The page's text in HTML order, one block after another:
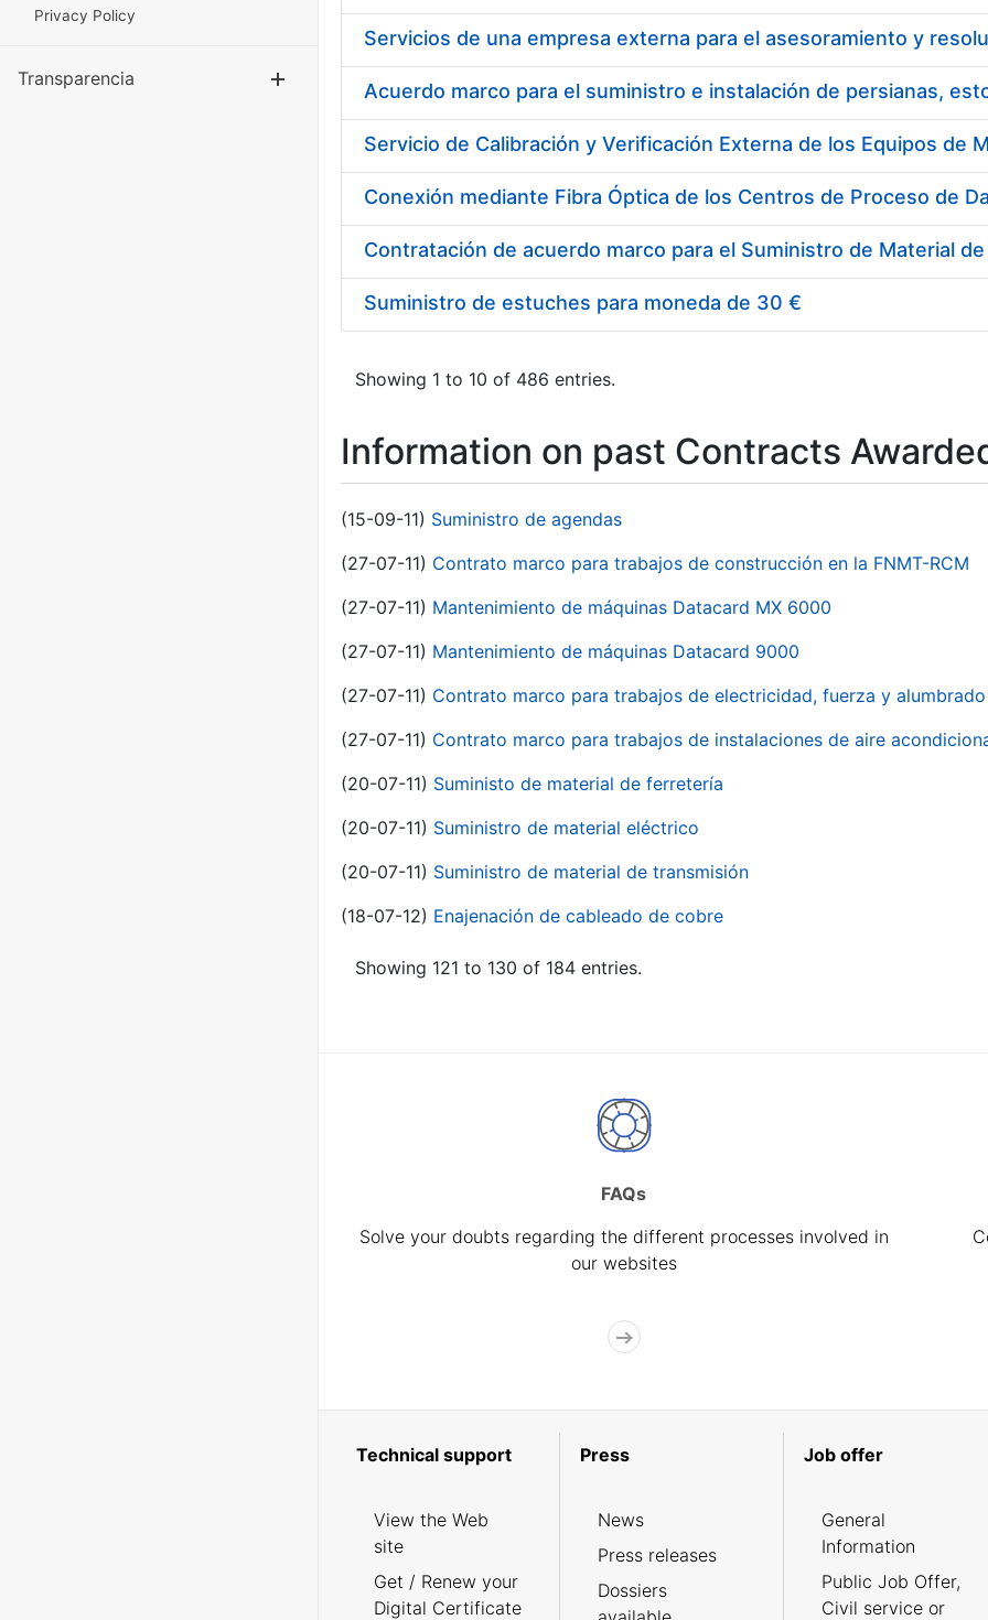
Privacy Policy
Transparencia Show/Hide
Acuerdo marco para el suministro e instalación de persianas,
Suministro de estuches para moneda de 30 €
Showing 1 to 10 of 486 entries.
Information on past Contracts
(15-09-11) Suministro de agendas
(27-07-11) Contrato marco para trabajos de construcción en la FNMT-RCM
(27-07-11) Mantenimiento de máquinas Datacard MX 6000
(27-07-11) Mantenimiento de máquinas Datacard 9000
(27-07-11) Contrato marco para trabajos de electricidad, fuerza y alumbrado
(27-07-11) Contrato marco para trabajos de instalaciones de aire
(20-07-11) Suministo de material de ferretería
(20-07-11) Suministro de material eléctrico
(20-07-11) Suministro de material de transmisión
(18-07-12) Enajenación de cableado de cobre
Showing 121 to 130 of 184 entries.
FAQs
Solve your doubts regarding the different processes involved in
our websites
Technical support
View the Web
site
Get / Renew your
Digital Certificate
Press
News
Press releases
Dossiers
Job offer
General
Information
Public Job Offer,
Civil service or